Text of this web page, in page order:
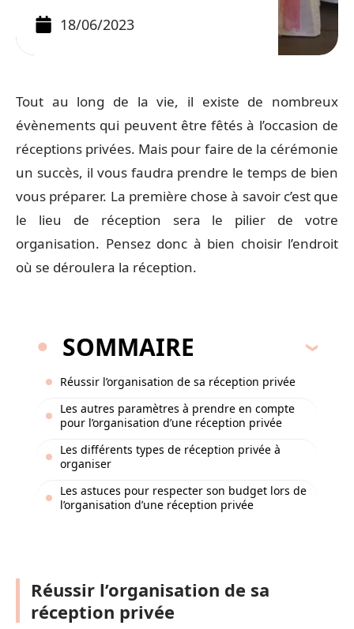
18/06/2023
Tout au long de la vie, il existe de nombreux
évènements qui peuvent être fêtés à l’occasion de
réceptions privées. Mais pour faire de la cérémonie
un succès, il vous faudra prendre le temps de bien
vous préparer. La première chose à savoir c’est que
le lieu de réception sera le pilier de votre
organisation. Pensez donc à bien choisir l’endroit
où se déroulera la réception.
SOMMAIRE
Réussir l’organisation de sa réception privée
Les autres paramètres à prendre en compte
pour l’organisation d’une réception privée
Les différents types de réception privée à
organiser
Les astuces pour respecter son budget lors de
l’organisation d’une réception privée
Réussir l’organisation de sa
réception privée